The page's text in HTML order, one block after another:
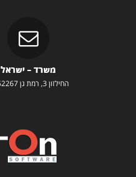
משרד – ישראל
החילזון 3, רמת גן 5252267